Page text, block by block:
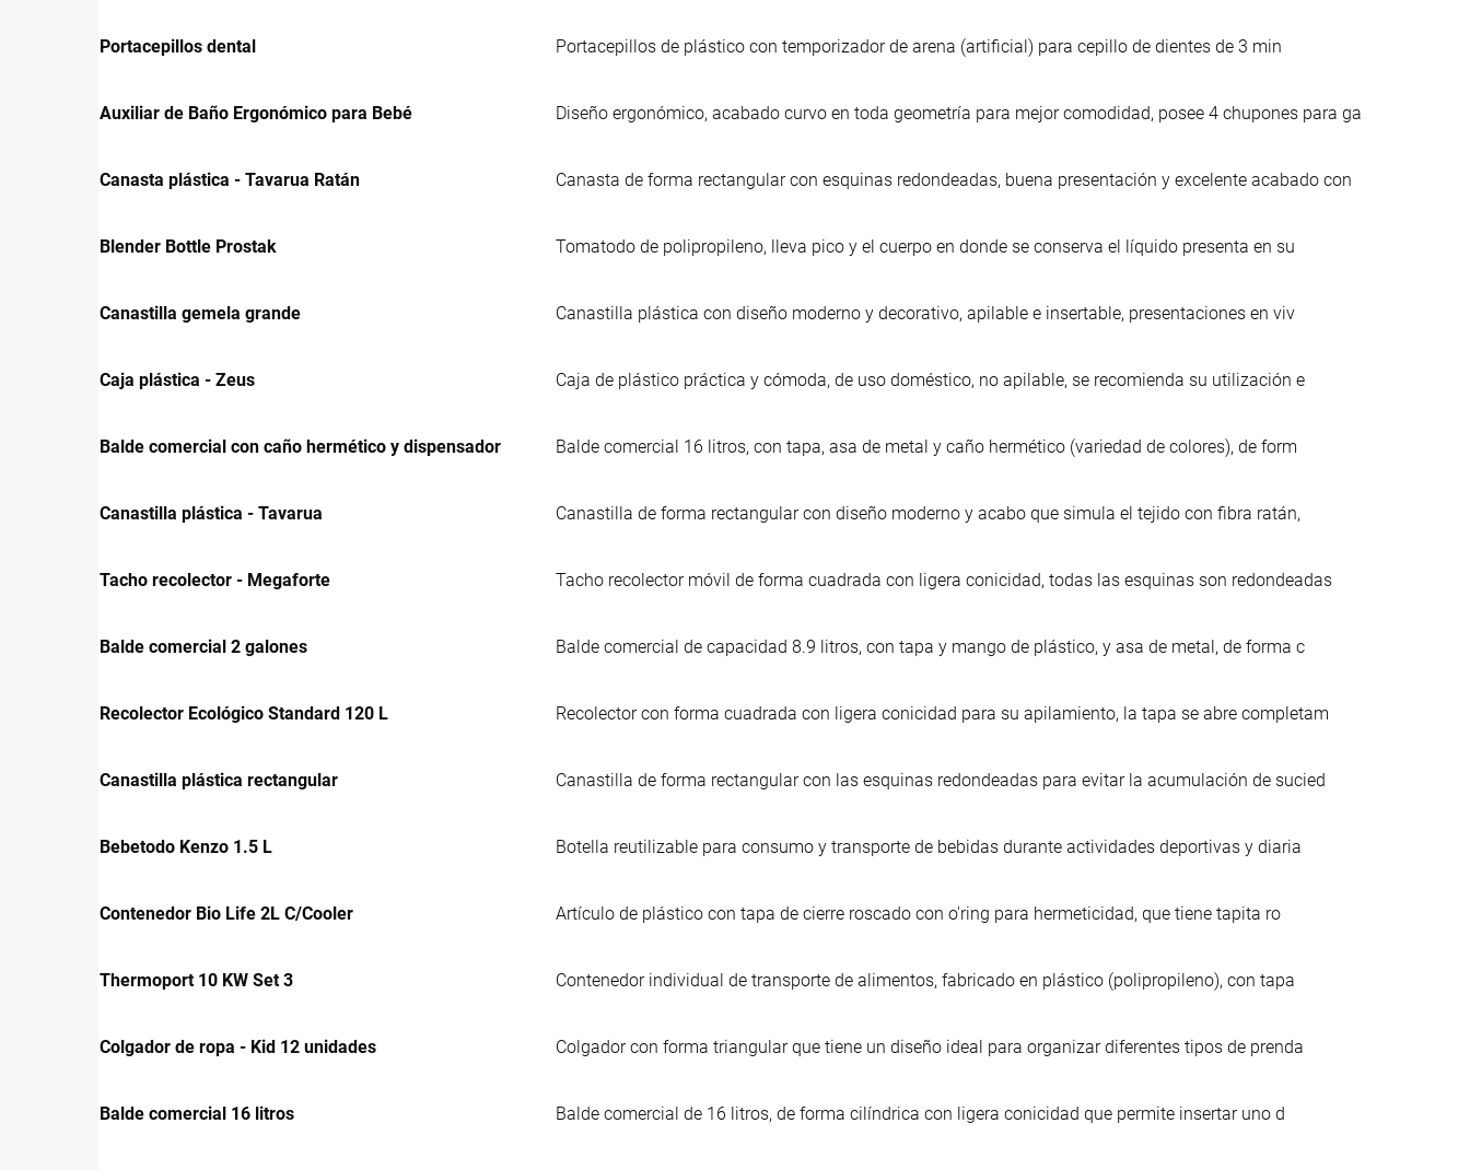
Portacepillos dental Portacepillos de plástico con temporizador de arena (artificial) para cepillo de dientes de 3 min
Auxiliar de Baño Ergonómico para Bebé Diseño ergonómico, acabado curvo en toda geometría para mejor comodidad, posee 4 chupones para ga
Canasta plástica - Tavarua Ratán Canasta de forma rectangular con esquinas redondeadas, buena presentación y excelente acabado con
Blender Bottle Prostak Tomatodo de polipropileno, lleva pico y el cuerpo en donde se conserva el líquido presenta en su
Canastilla gemela grande Canastilla plástica con diseño moderno y decorativo, apilable e insertable, presentaciones en viv
Caja plástica - Zeus Caja de plástico práctica y cómoda, de uso doméstico, no apilable, se recomienda su utilización e
Balde comercial con caño hermético y dispensador Balde comercial 16 litros, con tapa, asa de metal y caño hermético (variedad de colores), de form
Canastilla plástica - Tavarua Canastilla de forma rectangular con diseño moderno y acabo que simula el tejido con fibra ratán,
Tacho recolector - Megaforte Tacho recolector móvil de forma cuadrada con ligera conicidad, todas las esquinas son redondeadas
Balde comercial 2 galones Balde comercial de capacidad 8.9 litros, con tapa y mango de plástico, y asa de metal, de forma c
Recolector Ecológico Standard 120 L Recolector con forma cuadrada con ligera conicidad para su apilamiento, la tapa se abre completam
Canastilla plástica rectangular Canastilla de forma rectangular con las esquinas redondeadas para evitar la acumulación de sucied
Bebetodo Kenzo 1.5 L Botella reutilizable para consumo y transporte de bebidas durante actividades deportivas y diaria
Contenedor Bio Life 2L C/Cooler Artículo de plástico con tapa de cierre roscado con o'ring para hermeticidad, que tiene tapita ro
Thermoport 10 KW Set 3 Contenedor individual de transporte de alimentos, fabricado en plástico (polipropileno), con tapa
Colgador de ropa - Kid 12 unidades Colgador con forma triangular que tiene un diseño ideal para organizar diferentes tipos de prenda
Balde comercial 16 litros Balde comercial de 16 litros, de forma cilíndrica con ligera conicidad que permite insertar uno d